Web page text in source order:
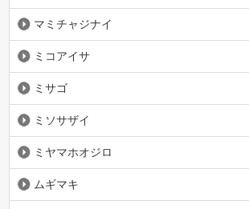
マミチャジナイ
ミコアイサ
ミサゴ
ミソサザイ
ミヤマホオジロ
ムギマキ